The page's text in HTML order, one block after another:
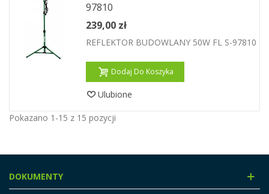
97810
239,00 zł
REFLEKTOR BUDOWLANY 50W FL S-97810
Dodaj Do Koszyka
Ulubione
Pokazano 1-15 z 15 pozycji
DOKUMENTY